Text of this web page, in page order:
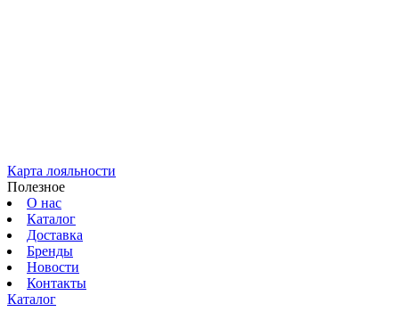
Карта лояльности
Полезное
О нас
Каталог
Доставка
Бренды
Новости
Контакты
Каталог